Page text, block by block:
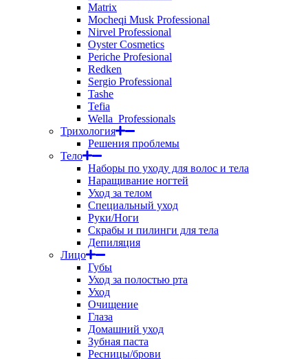
Matrix
Mocheqi Musk Professional
Nirvel Professional
Oyster Cosmetics
Periche Profesional
Redken
Sergio Professional
Tashe
Tefia
Wella_Professionals
Трихология
Решения проблемы
Тело
Наборы по уходу для волос и тела
Наращивание ногтей
Уход за телом
Специальный уход
Руки/Ноги
Скрабы и пилинги для тела
Депиляция
Лицо
Губы
Уход за полостью рта
Уход
Очищение
Глаза
Домашний уход
Зубная паста
Ресницы/брови